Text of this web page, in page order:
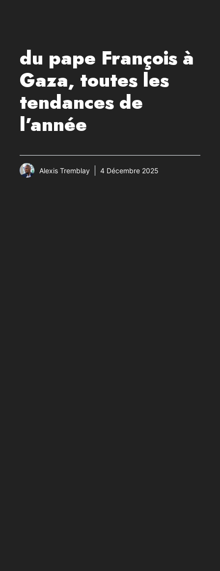
du pape François à
Gaza, toutes les
tendances de
l’année
Alexis Tremblay 4 Décembre 2025